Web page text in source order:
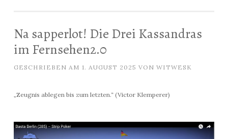
Na sapperlot! Die Drei Kassandras
im Fernsehen2.0
GESCHRIEBEN AM 1. AUGUST 2025 VON WITWESK
„Zeugnis ablegen bis zum letzten.“ (Victor Klemperer)